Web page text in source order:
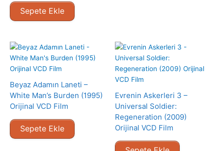
Sepete Ekle
Beyaz Adamın Laneti –
White Man’s Burden (1995)
Orijinal VCD Film
Sepete Ekle
Evrenin Askerleri 3 –
Universal Soldier:
Regeneration (2009)
Orijinal VCD Film